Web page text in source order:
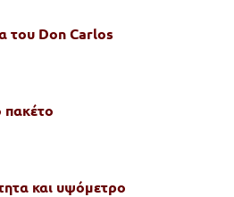
του Don Carlos
πακέτο
και υψόμετρο